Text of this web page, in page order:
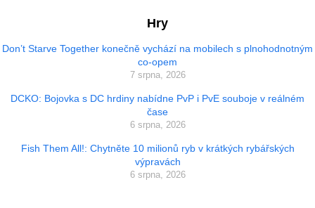
Hry
Don’t Starve Together konečně vychází na mobilech s plnohodnotným
co-opem
7 srpna, 2026
DCKO: Bojovka s DC hrdiny nabídne PvP i PvE souboje v reálném
čase
6 srpna, 2026
Fish Them All!: Chytněte 10 milionů ryb v krátkých rybářských
výpravách
6 srpna, 2026